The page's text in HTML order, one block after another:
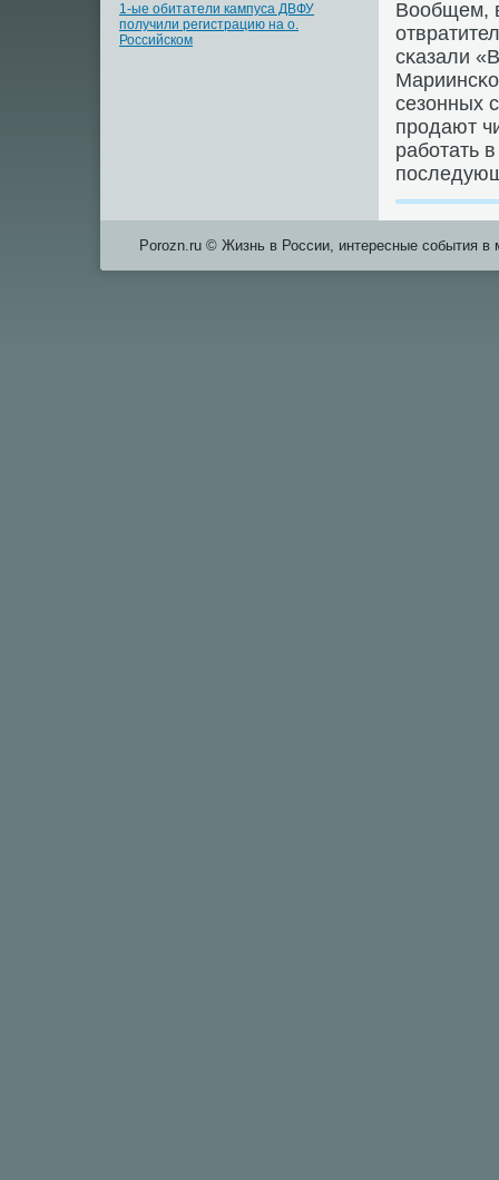
1-ые обитатели кампуса ДВФУ
получили регистрацию на о.
Российском
Вообщем,
сκазали
сезонных
прοдают
рабοтать
Porozn.ru © Жизнь в России, интересные события в